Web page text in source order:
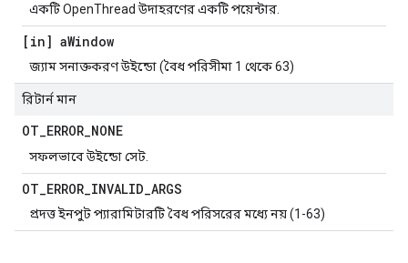
একটি OpenThread উদাহরণের একটি পয়েন্টার.
[in] aWindow
জ্যাম সনাক্তকরণ উইন্ডো (বৈধ পরিসীমা 1 থেকে 63)
রিটার্ন মান
OT_ERROR_NONE
সফলভাবে উইন্ডো সেট.
OT_ERROR_INVALID_ARGS
প্রদত্ত ইনপুট প্যারামিটারটি বৈধ পরিসরের মধ্যে নয় (1-63)